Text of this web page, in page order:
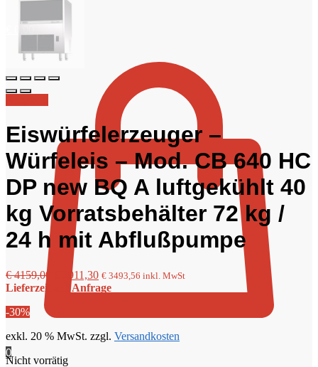
0
Eiswürfelerzeuger –
Würfeleis – Mod. CB 640 HC
DP new BQ A luftgekühlt 40
kg Vorratsbehälter 72 kg /
24 h mit Abflußpumpe
€4159,00
Ursprünglicher
Preis
2911,30Aktueller
Preis
€ 3493,56 inkl. MwSt
Lieferzeit auf Anfrage
-30%
exkl. 20 % MwSt. zzgl. Versandkosten
Nicht vorrätig